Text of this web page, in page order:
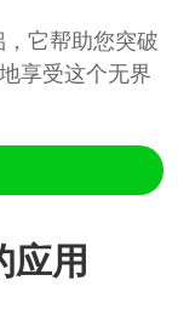
它帮助您突破
享受这个无界
应用